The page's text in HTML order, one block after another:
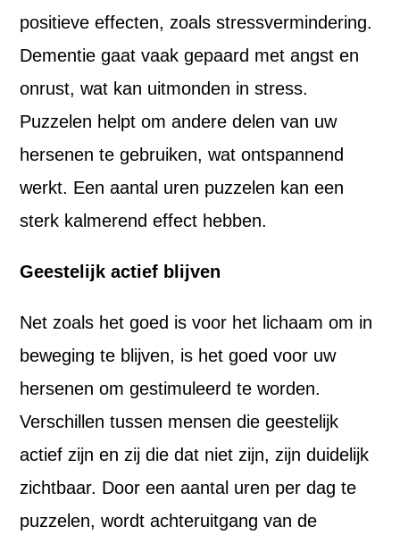
positieve effecten, zoals stressvermindering.
Dementie gaat vaak gepaard met angst en
onrust, wat kan uitmonden in stress.
Puzzelen helpt om andere delen van uw
hersenen te gebruiken, wat ontspannend
werkt. Een aantal uren puzzelen kan een
sterk kalmerend effect hebben.
Geestelijk actief blijven
Net zoals het goed is voor het lichaam om in
beweging te blijven, is het goed voor uw
hersenen om gestimuleerd te worden.
Verschillen tussen mensen die geestelijk
actief zijn en zij die dat niet zijn, zijn duidelijk
zichtbaar. Door een aantal uren per dag te
puzzelen, wordt achteruitgang van de